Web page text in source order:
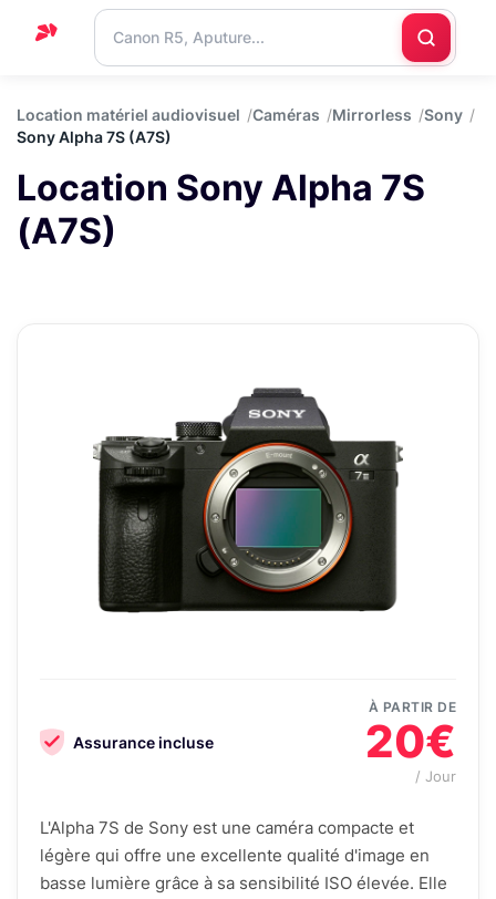
Support
Blog
Nous
contacter
Location matériel audiovisuel Caméras Mirrorless
Sony
Sony Alpha 7S (A7S)
Location Sony Alpha 7S
(A7S)
Assurance incluse
À PARTIR DE
20€
/ Jour
L'Alpha 7S de Sony est une caméra compacte et
légère qui offre une excellente qualité d'image en
basse lumière grâce à sa sensibilité ISO élevée. Elle